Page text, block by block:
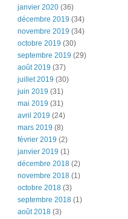
janvier 2020 (36)
décembre 2019 (34)
novembre 2019 (34)
octobre 2019 (30)
septembre 2019 (29)
août 2019 (37)
juillet 2019 (30)
juin 2019 (31)
mai 2019 (31)
avril 2019 (24)
mars 2019 (8)
février 2019 (2)
janvier 2019 (1)
décembre 2018 (2)
novembre 2018 (1)
octobre 2018 (3)
septembre 2018 (1)
août 2018 (3)